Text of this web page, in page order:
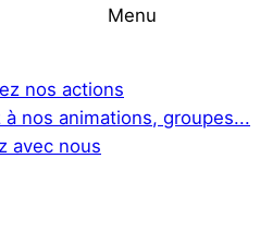
Menu
nos actions
nos animations, groupes...
avec nous